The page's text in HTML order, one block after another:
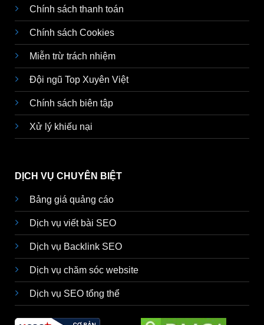
Chính sách thanh toán
Chính sách Cookies
Miễn trừ trách nhiệm
Đội ngũ Top Xuyên Việt
Chính sách biên tập
Xử lý khiếu nại
DỊCH VỤ CHUYÊN BIỆT
Bảng giá quảng cáo
Dịch vụ viết bài SEO
Dịch vụ Backlink SEO
Dịch vụ chăm sóc website
Dịch vụ SEO tổng thể